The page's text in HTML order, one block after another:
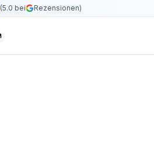
(5.0 bei Rezensionen)
Sprachschule24